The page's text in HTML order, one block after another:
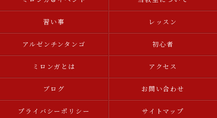
習い事 レッスン
アルゼンチンタンゴ 初心者
ミロンガとは アクセス
ブログ お問い合わせ
プライバシーポリシー サイトマップ